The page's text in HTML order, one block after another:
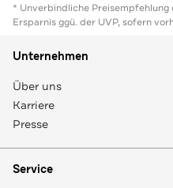
* Unverbindliche
Ersparnis ggü. der UVP, sofern
Unternehmen
Über uns
Karriere
Presse
Service